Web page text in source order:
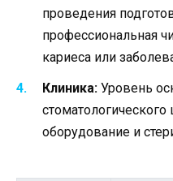
проведения
профессиональная
кариеса или
Клиника: Уровень
оборудование и